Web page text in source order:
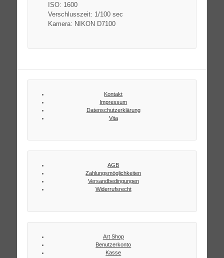
ISO: 1600
Verschlusszeit: 1/100 sec
Kamera: NIKON D7100
Kontakt
Impressum
Datenschutzerklärung
Vita
AGB
Zahlungsmöglichkeiten
Versandbedingungen
Widerrufsrecht
Art Shop
Benutzerkonto
Kasse